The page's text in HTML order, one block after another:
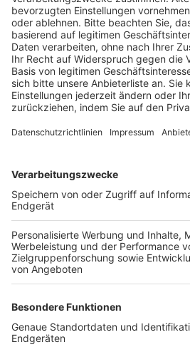
Schulungsangebot Vereinsmitarbeiter
BFV-Geschäftsstellen
Trainerbörse
Login SpielPlus
FOLGE DEM BFV
TOP-VEREINE
TOP-PARTNER